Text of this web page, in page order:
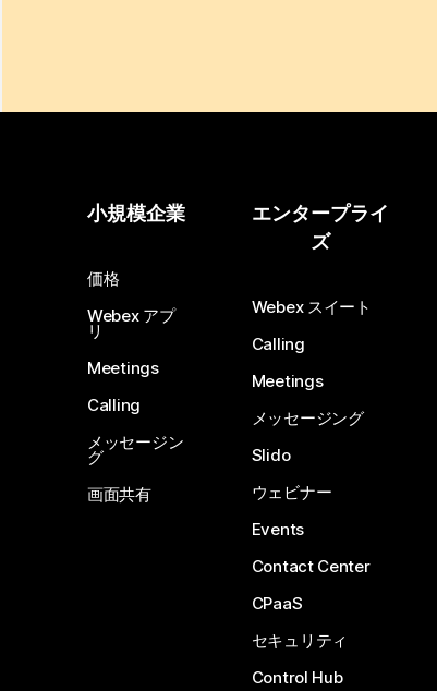
小規模企業
価格
Webex アプ
リ
Meetings
Calling
メッセージン
グ
画面共有
エンタープライ
ズ
Webex スイート
Calling
Meetings
メッセージング
Slido
ウェビナー
Events
Contact Center
CPaaS
セキュリティ
Control Hub